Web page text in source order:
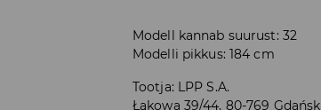
Modell kannab suurust: 32
Modelli pikkus: 184 cm
Tootja: LPP S.A.
Łąkowa 39/44, 80-769 Gdańsk